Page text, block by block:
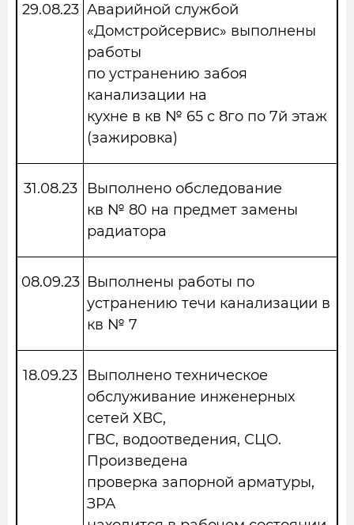
29.08.23 Аварийной службой
«Домстройсервис» выполнены
работы
по устранению забоя
канализации на
кухне в кв № 65 с 8го по 7й этаж
(зажировка)
31.08.23
Выполнено обследование
кв № 80 на предмет замены
радиатора
08.09.23 Выполнены работы по
устранению течи канализации в
кв № 7
18.09.23
Выполнено техническое
обслуживание инженерных
сетей ХВС,
ГВС, водоотведения, СЦО.
Произведена
проверка запорной арматуры,
ЗРА